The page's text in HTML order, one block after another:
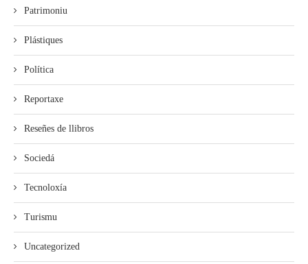
Patrimoniu
Plástiques
Política
Reportaxe
Reseñes de llibros
Sociedá
Tecnoloxía
Turismu
Uncategorized